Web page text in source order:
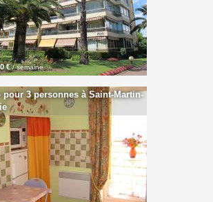
€/ semaine
pour 3 personnes à Saint-Martin-